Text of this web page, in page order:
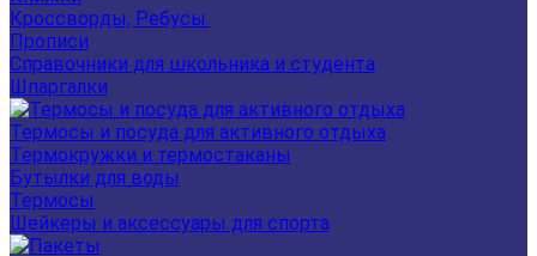
Кроссворды, Ребусы.
Прописи
Справочники для школьника и студента
Шпаргалки
Термосы и посуда для активного отдыха
Термокружки и термостаканы
Бутылки для воды
Термосы
Шейкеры и аксессуары для спорта